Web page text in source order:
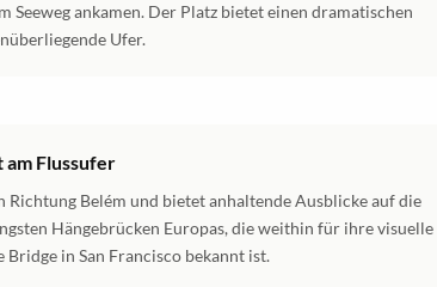
Seeweg ankamen. Der Platz bietet einen dramatischen
Ufer.
am Flussufer
Richtung Belém und bietet anhaltende Ausblicke auf die
Hängebrücken Europas, die weithin für ihre visuelle
in San Francisco bekannt ist.